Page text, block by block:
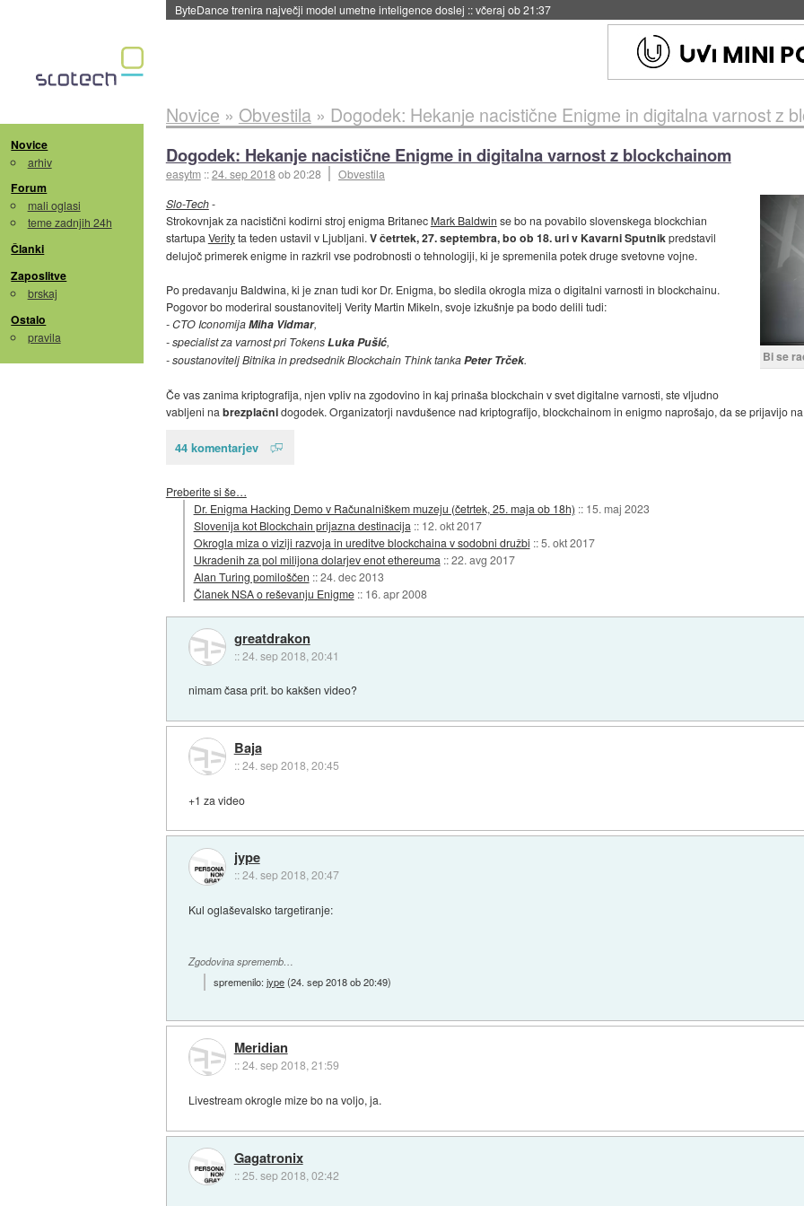
Spletne strani začele streči oglase za agente umetne inteligence::včeraj ob 21:23
Novice
arhiv
Forum
mali oglasi
teme zadnjih 24h
Članki
Zaposlitve
brskaj
Ostalo
pravila
Novice » Obvestila» Dogodek: Hekanje nacistične Enigme in digitalna varnost z
Dogodek: Hekanje nacistične Enigme in digitalna varnost z blockchainom
easytm ::24. sep 2018ob 20:28 Obvestila
Bi se
Slo-Tech-
Strokovnjak za nacistični kodirni stroj enigma Britanec Mark Baldwin se bo na povabilo slovenskega blockchian
startupa Verityta teden ustavil v Ljubljani. V četrtek, 27. septembra, bo ob 18. uri v Kavarni Sputnikpredstavil
delujoč primerek enigme in razkril vse podrobnosti o tehnologiji, ki je spremenila potek druge svetovne vojne.
Po predavanju Baldwina, ki je znan tudi kor Dr. Enigma, bo sledila okrogla miza o digitalni varnosti in blockchainu.
Pogovor bo moderiral soustanovitelj Verity Martin Mikeln, svoje izkušnje pa bodo delili tudi:
- CTO IconomijaMiha Vidmar,
- specialist za varnost pri TokensLuka Pušić,
- soustanovitelj Bitnika in predsednik Blockchain Think tankaPeter Trček.
Če vas zanima kriptografija, njen vpliv na zgodovino in kaj prinaša blockchain v svet digitalne varnosti, ste vljudno
vabljeni na brezplačnidogodek. Organizatorji navdušence nad kriptografijo, blockchainom in enigmo naprošajo, da se prijavijo
44 komentarjev
Preberite si še…
Dr. Enigma Hacking Demo v Računalniškem muzeju (četrtek, 25. maja ob 18h) :: 15. maj 2023
Slovenija kot Blockchain prijazna destinacija :: 12. okt 2017
Okrogla miza o viziji razvoja in ureditve blockchaina v sodobni družbi ::5. okt 2017
Ukradenih za pol milijona dolarjev enot ethereuma ::22. avg 2017
Alan Turing pomiloščen ::24. dec 2013
Članek NSA o reševanju Enigme :: 16. apr 2008
greatdrakon
::24. sep 2018, 20:41
nimam časa prit. bo kakšen video?
Baja
::24. sep 2018, 20:45
+1 za video
jype
::24. sep 2018, 20:47
Kul oglaševalsko targetiranje:
Zgodovina sprememb…
spremenilo:jype(24. sep 2018 ob 20:49)
Meridian
::24. sep 2018, 21:59
Livestream okrogle mize bo na voljo, ja.
Gagatronix
::25. sep 2018, 02:42